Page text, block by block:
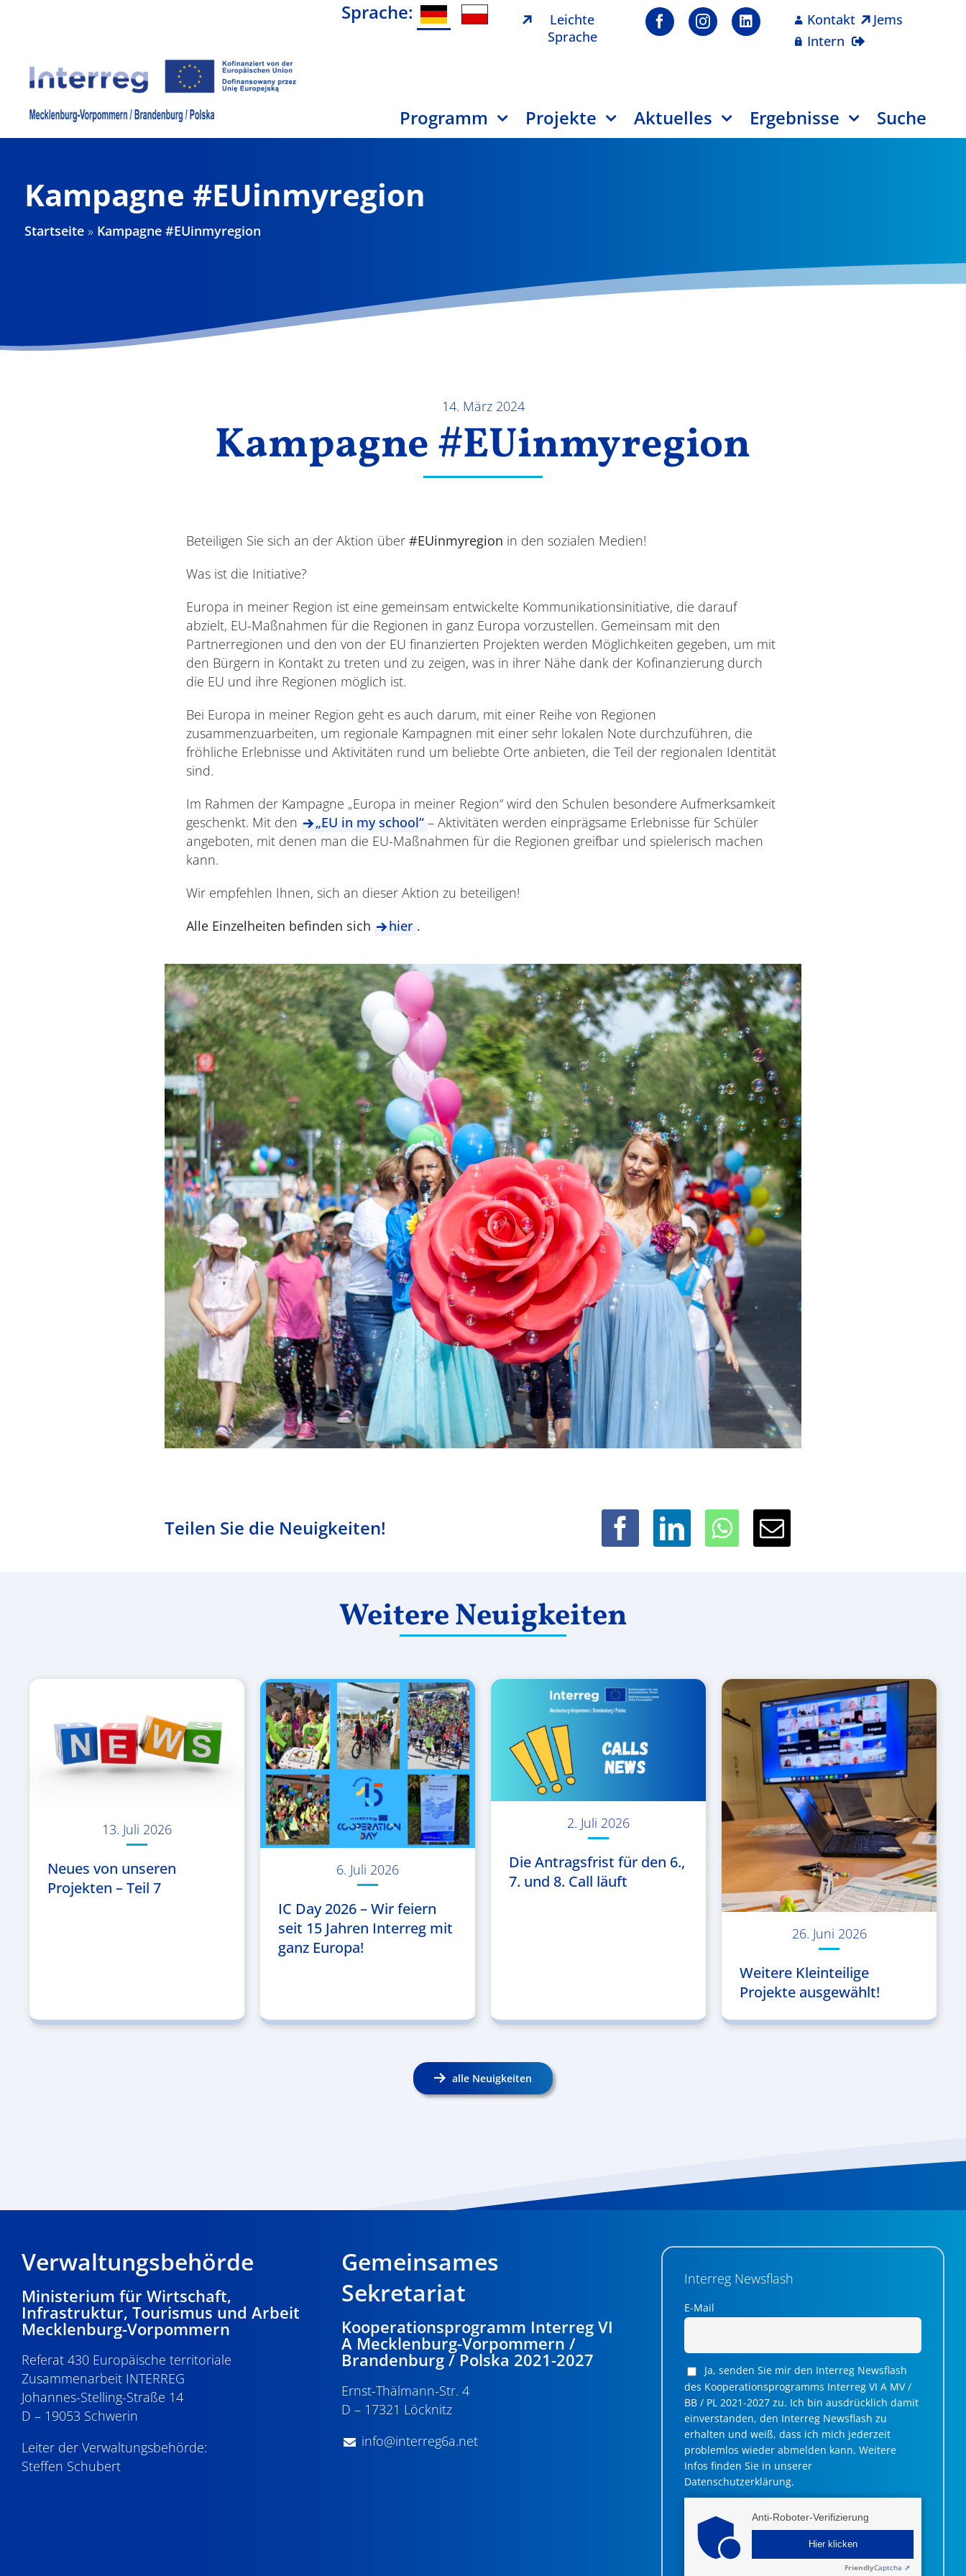
Sprache:
Leichte
Sprache
Kontakt
Jems
Intern
Programm Projekte Aktuelles Ergebnisse Suche
Kampagne #EUinmyregion
Startseite » Kampagne #EUinmyregion
14. März 2024
Kampagne #EUinmyregion
Beteiligen Sie sich an der Aktion über#EUinmyregion in den sozialen Medien!
Was ist die Initiative?
Europa in meiner Region ist eine gemeinsam entwickelte Kommunikationsinitiative, die darauf
abzielt, EU-Maßnahmen für die Regionen in ganz Europa vorzustellen. Gemeinsam mit den
Partnerregionen und den von der EU finanzierten Projekten werden Möglichkeiten gegeben, um mit
den Bürgern in Kontakt zu treten und zu zeigen, was in ihrer Nähe dank der Kofinanzierung durch
die EU und ihre Regionen möglich ist.
Bei Europa in meiner Region geht es auch darum, mit einer Reihe von Regionen
zusammenzuarbeiten, um regionale Kampagnen mit einer sehr lokalen Note durchzuführen, die
fröhliche Erlebnisse und Aktivitäten rund um beliebte Orte anbieten, die Teil der regionalen Identität
sind.
Im Rahmen der Kampagne „Europa in meiner Region“ wird den Schulen besondere Aufmerksamkeit
geschenkt. Mit den
„EU in my school“ – Aktivitäten werden einprägsame Erlebnisse für Schüler
angeboten, mit denen man die EU-Maßnahmen für die Regionen greifbar und spielerisch machen
kann.
Wir empfehlen Ihnen, sich an dieser Aktion zu beteiligen!
Alle Einzelheiten befinden sich
hier .
Teilen Sie die Neuigkeiten!
Weitere Neuigkeiten
13. Juli 2026
Neues von unseren
Projekten – Teil 7
6. Juli 2026
IC Day 2026 – Wir feiern
seit 15 Jahren Interreg mit
ganz Europa!
2. Juli 2026
Die Antragsfrist für den 6.,
7. und 8. Call läuft
26. Juni 2026
Weitere Kleinteilige
Projekte ausgewählt!
alle Neuigkeiten
Verwaltungsbehörde
Ministerium für Wirtschaft,
Infrastruktur, Tourismus und Arbeit
Mecklenburg-Vorpommern
Referat 430 Europäische territoriale
Zusammenarbeit INTERREG
Johannes-Stelling-Straße 14
D – 19053 Schwerin
Leiter der Verwaltungsbehörde:
Steffen Schubert
Gemeinsames
Sekretariat
Kooperationsprogramm Interreg VI
A Mecklenburg-Vorpommern /
Brandenburg / Polska 2021-2027
Ernst-Thälmann-Str. 4
D – 17321 Löcknitz
info@interreg6a.net
Interreg Newsflash
E-Mail
Ja, senden Sie mir den Interreg Newsflash
des Kooperationsprogramms Interreg VI A MV /
BB / PL 2021-2027 zu. Ich bin ausdrücklich damit
einverstanden, den Interreg Newsflash zu
erhalten und weiß, dass ich mich jederzeit
problemlos wieder abmelden kann. Weitere
Infos finden Sie in unserer
Datenschutzerklärung.
Anti-Roboter-Verifizierung
Hier klicken
FriendlyCaptcha ⇗